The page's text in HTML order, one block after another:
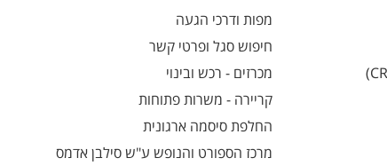
מפות ודרכי הגעה
חיפוש סגל ופרטי קשר
מכרזים - רכש ובינוי
קריירה - משרות פתוחות
החלפת סיסמה ארגונית
מרכז הספורט והנופש ע"ש סילבן אדמס